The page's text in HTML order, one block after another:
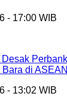
- 17:00 WIB
di ASEAN
- 13:02 WIB